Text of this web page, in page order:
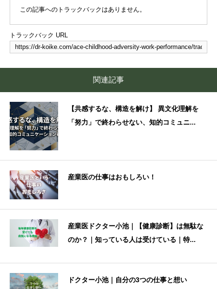
この記事へのトラックバックはありません。
トラックバック URL
関連記事
【共感するな、構造を解け】 異文化理解を
「努力」で終わらせない、知的コミュニ...
産業医の仕事はおもしろい！
産業医ドクター小池｜【健康診断】は無駄な
のか？｜知っている人は受けている｜特...
ドクター小池｜自分の3つの仕事と想い